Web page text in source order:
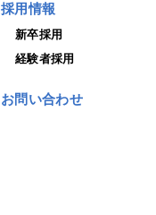
採用情報
新卒採用
経験者採用
お問い合わせ